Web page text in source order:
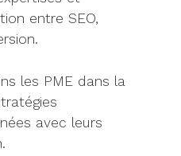
entre SEO,
les PME dans la
avec leurs